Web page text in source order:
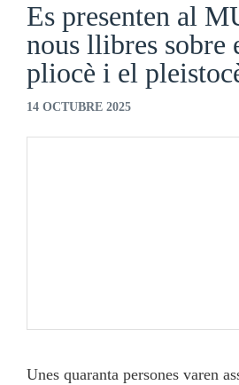
Es presenten al
nous llibres sobre
pliocè i el
14 OCTUBRE 2025
Unes quaranta persones varen